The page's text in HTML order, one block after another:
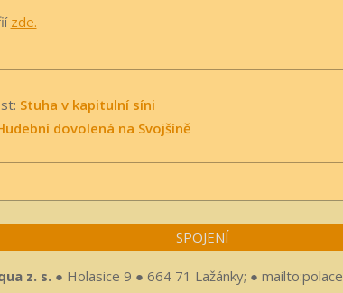
zde.
Stuha v kapitulní síni
dovolená na Svojšíně
SPOJENÍ
z. s. ● Holasice 9 ● 664 71 Lažánky; ●